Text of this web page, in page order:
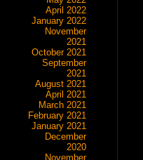
April 2022
January 2022
November
2021
October 2021
September
2021
August 2021
April 2021
March 2021
February 2021
January 2021
December
2020
November